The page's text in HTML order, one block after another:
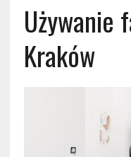
Używanie
Kraków